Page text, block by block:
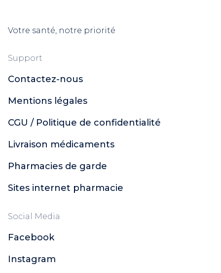
Votre santé, notre priorité
Support
Contactez-nous
Mentions légales
CGU / Politique de confidentialité
Livraison médicaments
Pharmacies de garde
Sites internet pharmacie
Social Media
Facebook
Instagram